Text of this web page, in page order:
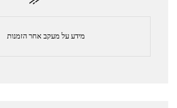
מידע על מעקב אחר הזמנות